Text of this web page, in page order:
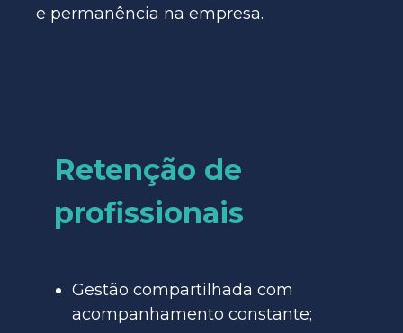
e permanência na empresa.
Retenção de
profissionais
Gestão compartilhada com
acompanhamento constante;